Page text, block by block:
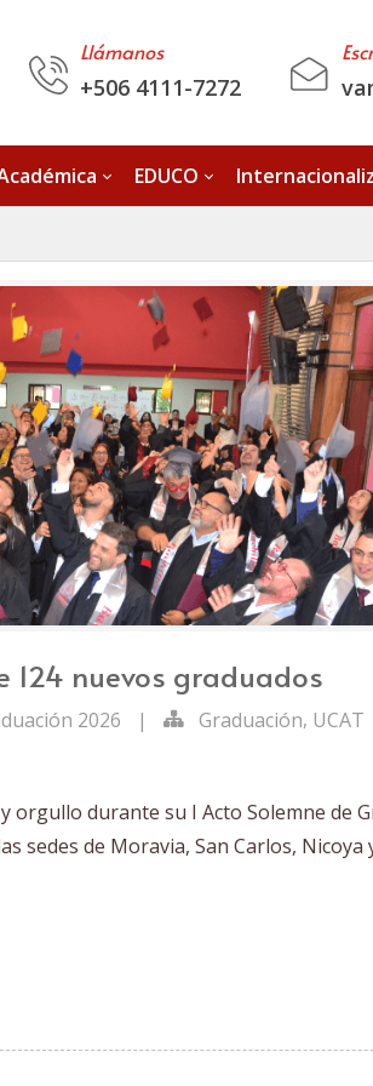
Llámanos
+506 4111-7272
EDUCO
124 nuevos graduados
2026 | Graduación, UCAT
orgullo durante su I Acto Solemne de
sedes de Moravia, San Carlos, Nicoya